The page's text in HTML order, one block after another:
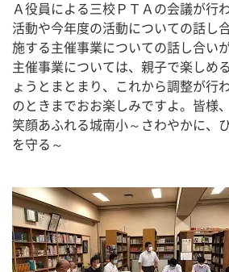
Ａ役員による三校ＰＴＡの会議が行
活動や今年度の活動についての話し
施する主催事業についての話し合い
主催事業については、親子で楽しめ
ょうとまとまり、これから調整が行
のときまでおお楽しみですよ。皆様
笑顔あふれる城南小～さわやかに、
を守る～